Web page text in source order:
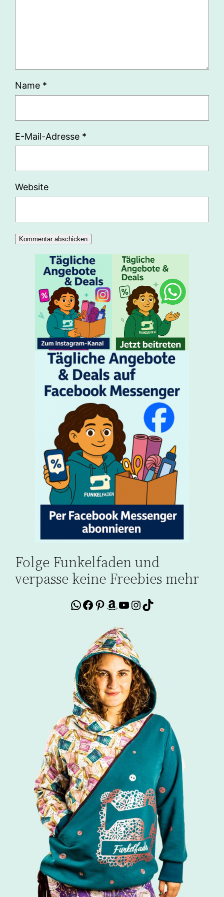
Name *
E-Mail-Adresse *
Website
Folge Funkelfaden und
verpasse keine Freebies mehr
WhatsApp
Facebook
Pinterest
Amazon
YouTube
Instagram
TikTok